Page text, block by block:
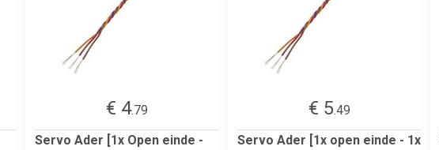
€ 4.79
Servo Ader [1x Open einde -
€ 5.49
Servo Ader [1x open einde - 1x